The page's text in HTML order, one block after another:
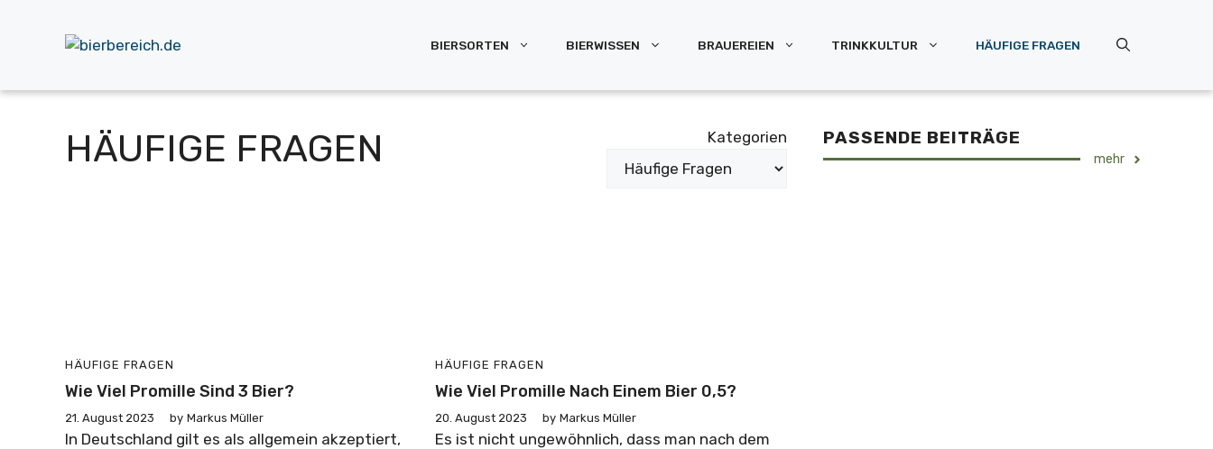
BIERSORTEN BIERWISSEN BRAUEREIEN TRINKKULTUR HÄUFIGE FRAGEN
HÄUFIGE FRAGEN Kategorien
HÄUFIGE FRAGEN
Wie Viel Promille Sind 3 Bier?
21. August 2023 by Markus Müller
In Deutschland gilt es als allgemein akzeptiert,
HÄUFIGE FRAGEN
Wie Viel Promille Nach Einem Bier 0,5?
20. August 2023 by Markus Müller
Es ist nicht ungewöhnlich, dass man nach dem
PASSENDE BEITRÄGE
mehr